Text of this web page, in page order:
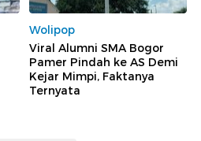
Wolipop
Viral Alumni SMA Bogor
Pamer Pindah ke AS Demi
Kejar Mimpi, Faktanya
Ternyata